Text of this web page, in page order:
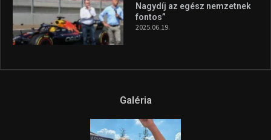
Nagydíj az egész nemzetnek
fontos”
2025.06.19.
Galéria